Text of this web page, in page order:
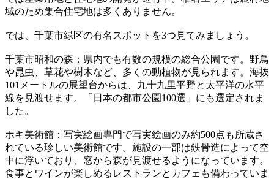
域のため集合住宅地は多くありません。
では、千葉市緑区の有名スポットを3つ見てみましょう。
千葉市昭和の森：県内でも有数の規模の総合公園です。野鳥
や昆虫、草花や樹木など、多くの動植物が見られます。海抜
101メートルの展望台からは、九十九里平野と太平洋の水平
線を見渡せます。「日本の都市公園100選」にも選定されま
した。
ホキ美術館：写実絵画専門で写実絵画のみ約500点も所蔵さ
れている珍しい美術館です。施設の一部は鉄骨造によって空
中に浮いており、窓から森が見渡せるようになっています。
食事とワインが楽しめるレストランとカフェも備わっていま